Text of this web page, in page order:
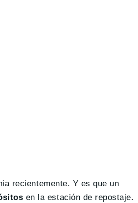
recientemente. Y es que un
en la estación de repostaje.